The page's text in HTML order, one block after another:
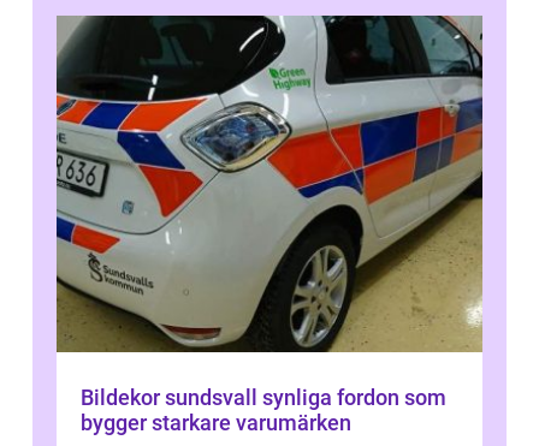
Bildekor sundsvall synliga fordon som
bygger starkare varumärken